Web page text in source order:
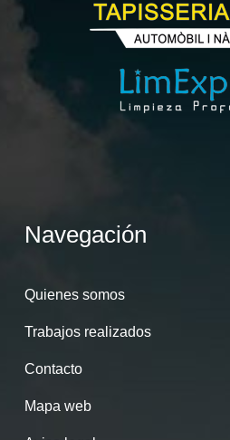
Navegación
Quienes somos
Trabajos realizados
Contacto
Mapa web